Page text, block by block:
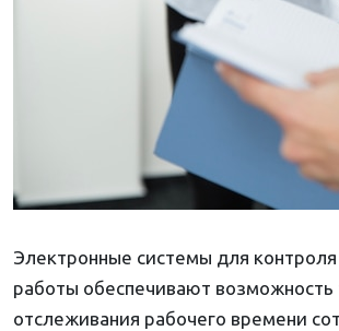
Электронные системы для
работы обеспечивают возможность
отслеживания рабочего времени